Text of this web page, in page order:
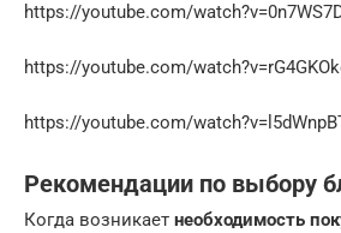
https://youtube.com/
https://youtube.com/
https://youtube.com/
Рекомендации по выбору
Когда возникает необходимость